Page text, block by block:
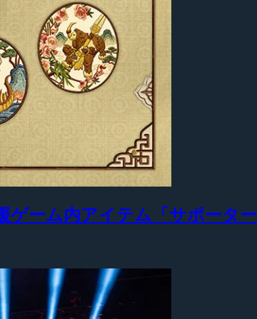
ゲーム内アイテム「サポータ